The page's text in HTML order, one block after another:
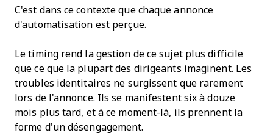
C'est dans ce contexte que chaque annonce
d'automatisation est perçue.
Le timing rend la gestion de ce sujet plus difficile
que ce que la plupart des dirigeants imaginent. Les
troubles identitaires ne surgissent que rarement
lors de l'annonce. Ils se manifestent six à douze
mois plus tard, et à ce moment-là, ils prennent la
forme d'un désengagement.